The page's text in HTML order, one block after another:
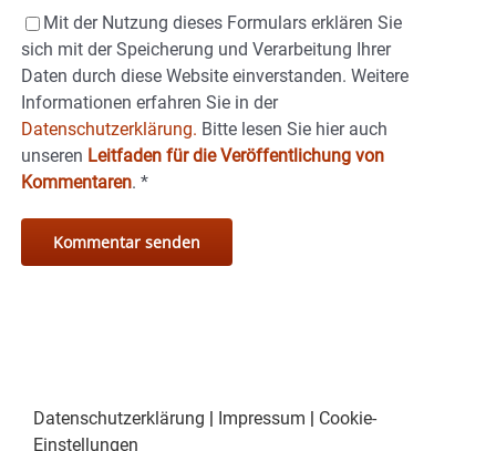
Mit der Nutzung dieses Formulars erklären Sie
sich mit der Speicherung und Verarbeitung Ihrer
Daten durch diese Website einverstanden. Weitere
Informationen erfahren Sie in der
Datenschutzerklärung. Bitte lesen Sie hier auch
unseren Leitfaden für die Veröffentlichung von
Kommentaren. *
Datenschutzerklärung | Impressum | Cookie-
Einstellungen